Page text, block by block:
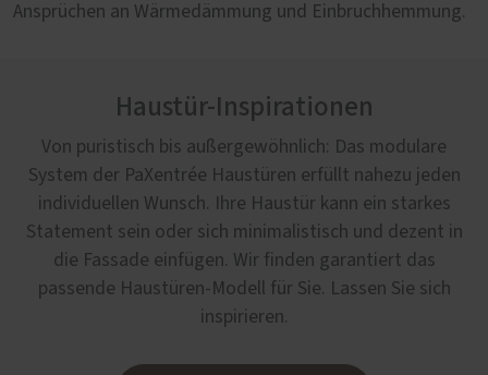
Ansprüchen an Wärmedämmung und Einbruchhemmung.
Haustür-Inspirationen
Von puristisch bis außergewöhnlich: Das modulare
System der PaXentrée Haustüren erfüllt nahezu jeden
individuellen Wunsch. Ihre Haustür kann ein starkes
Statement sein oder sich minimalistisch und dezent in
die Fassade einfügen. Wir finden garantiert das
passende Haustüren-Modell für Sie. Lassen Sie sich
inspirieren.